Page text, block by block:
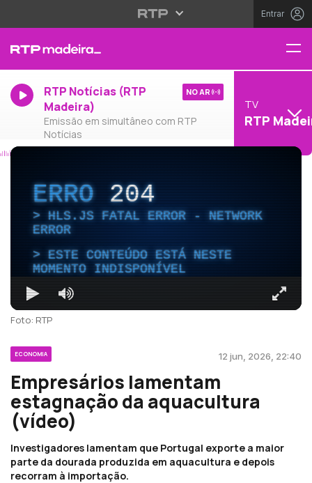
Entrar
RTP Notícias (RTP
Madeira)
Emissão em simultâneo com RTP
Notícias
NO AR
TV
RTP
ERRO204
HLS.JS FATAL ERROR - NETWORK
ERROR
ESTE CONTEÚDO ESTÁ NESTE
MOMENTO INDISPONÍVEL
Foto: RTP
ECONOMIA 12 jun, 2026, 22:40
Empresários lamentam
estagnação da aquacultura
(vídeo)
Investigadores lamentam que Portugal exporte a maior
parte da dourada produzida em aquacultura e depois
recorram à importação.